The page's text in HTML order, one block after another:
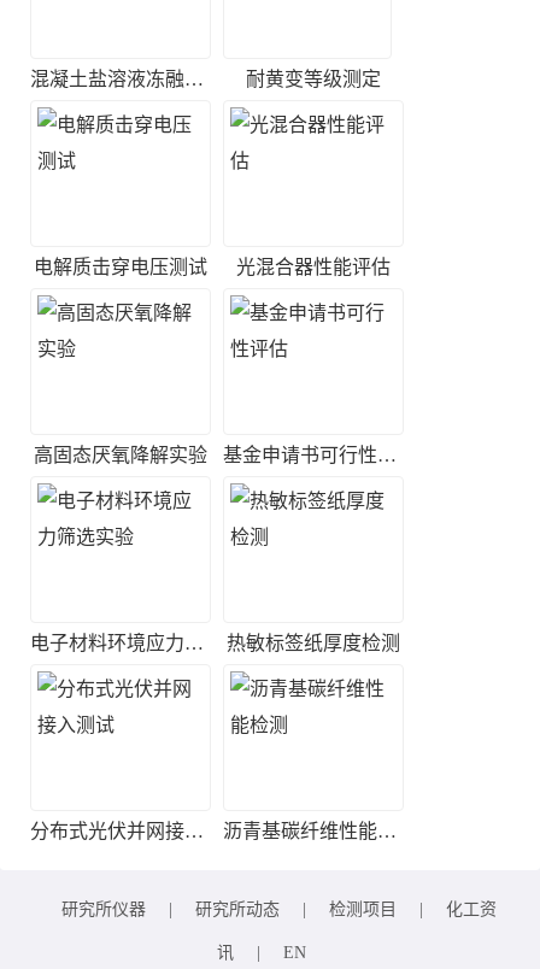
混凝土盐溶液冻融试验 耐黄变等级测定
电解质击穿电压测试 光混合器性能评估
高固态厌氧降解实验 基金申请书可行性评估
电子材料环境应力筛选实验 热敏标签纸厚度检测
分布式光伏并网接入测试 沥青基碳纤维性能检测
研究所仪器 研究所动态 检测项目 化工资
讯 EN